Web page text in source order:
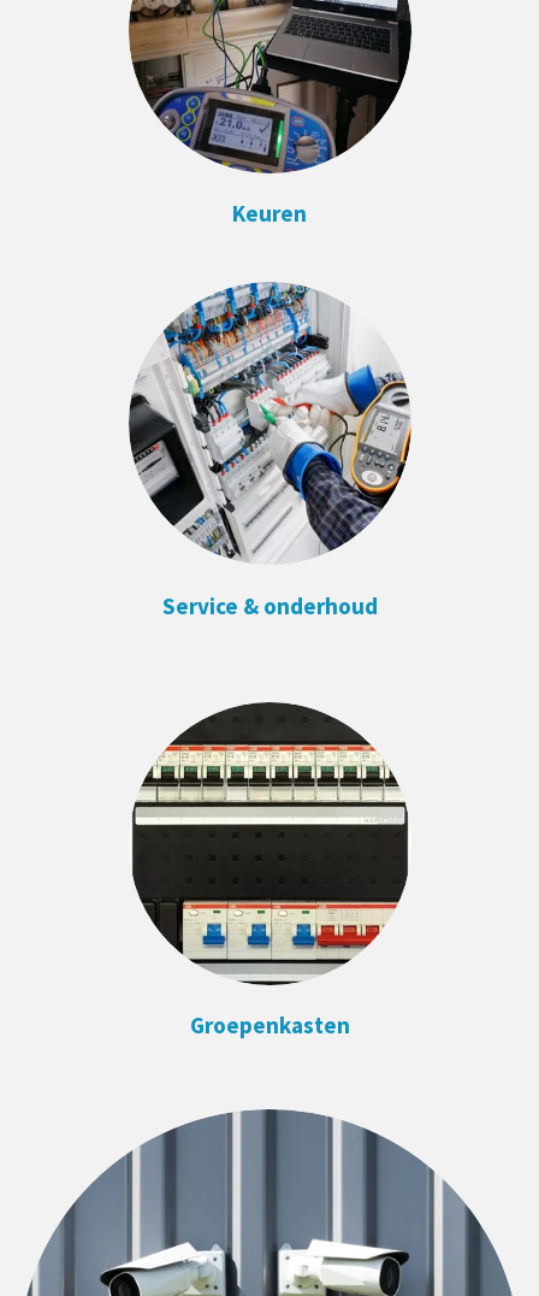
Keuren
Service & onderhoud
Groepenkasten